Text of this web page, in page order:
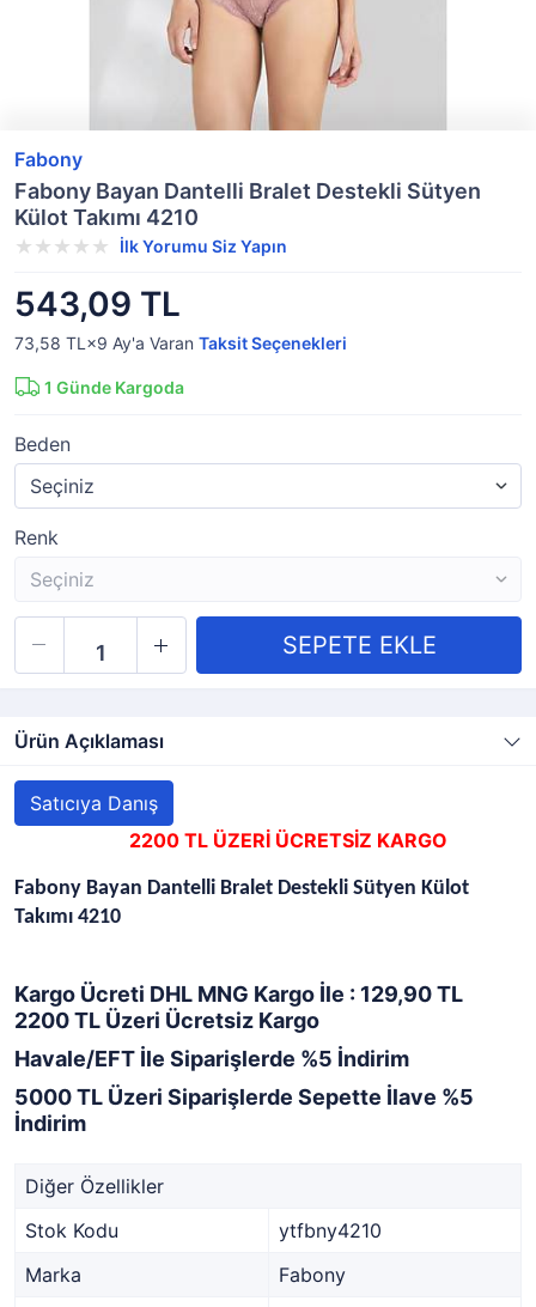
Fabony
Fabony Bayan Dantelli Bralet Destekli Sütyen
Külot Takımı 4210
İlk Yorumu Siz Yapın
543,09 TL
73,58 TL×9 Ay'a Varan Taksit Seçenekleri
1 Günde Kargoda
Beden
Renk
Ürün Açıklaması
Satıcıya Danış
2200 TL ÜZERİ ÜCRETSİZ KARGO
Fabony Bayan Dantelli Bralet Destekli Sütyen Külot
Takımı 4210
Kargo Ücreti DHL MNG Kargo İle : 129,90 TL
2200 TL Üzeri Ücretsiz Kargo
Havale/EFT İle Siparişlerde %5 İndirim
5000 TL Üzeri Siparişlerde Sepette İlave %5
İndirim
Diğer Özellikler
Stok Kodu
ytfbny4210
Marka
Fabony